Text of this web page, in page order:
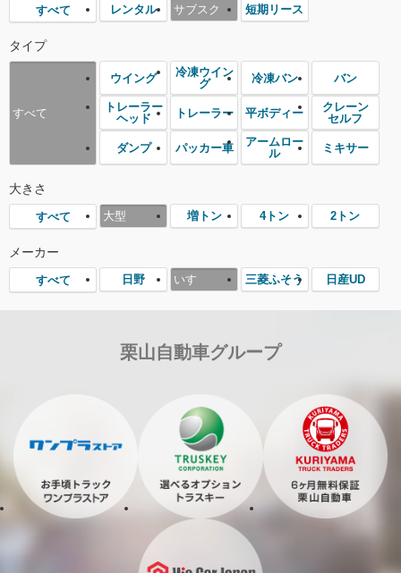
すべて レンタル サブスク 短期リース
タイプ
すべて
ウイング
冷凍ウイン
グ
冷凍バン バン
トレーラー
ヘッド
トレーラー 平ボディー
クレーン
セルフ
ダンプ パッカー車
アームロー
ル
ミキサー
大きさ
すべて 大型 増トン 4トン 2トン
メーカー
すべて 日野 いすゞ 三菱ふそう 日産UD
栗山自動車グループ